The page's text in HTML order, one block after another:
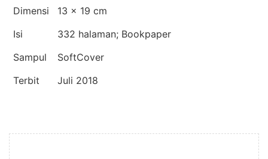
Dimensi
13 × 19 cm
Isi
332 halaman; Bookpaper
Sampul
SoftCover
Terbit
Juli 2018